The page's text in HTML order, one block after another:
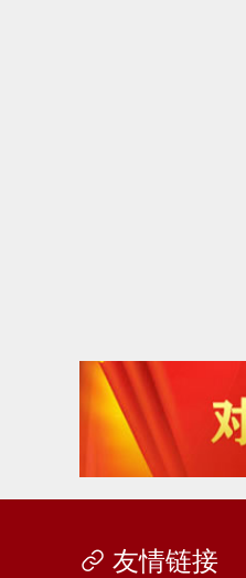
友情链接